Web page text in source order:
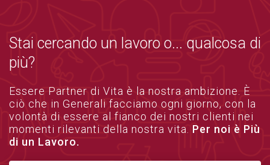
Stai cercando un lavoro o... qualcosa di
più?
Essere Partner di Vita è la nostra ambizione. È
ciò che in Generali facciamo ogni giorno, con la
volontà di essere al fianco dei nostri clienti nei
momenti rilevanti della nostra vita. Per noi è Più
di un Lavoro.